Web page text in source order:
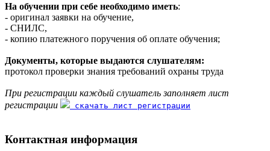
На обучении при себе необходимо иметь:
- оригинал заявки на обучение,
- СНИЛС,
- копию платежного поручения об оплате обучения;
Документы, которые выдаются слушателям:
протокол проверки знания требований охраны труда
При регистрации каждый слушатель заполняет лист
регистрации
скачать лист регистрации
Контактная информация